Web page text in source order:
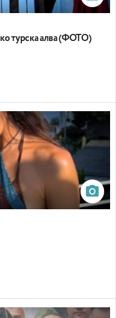
турска алва (ФОТО)